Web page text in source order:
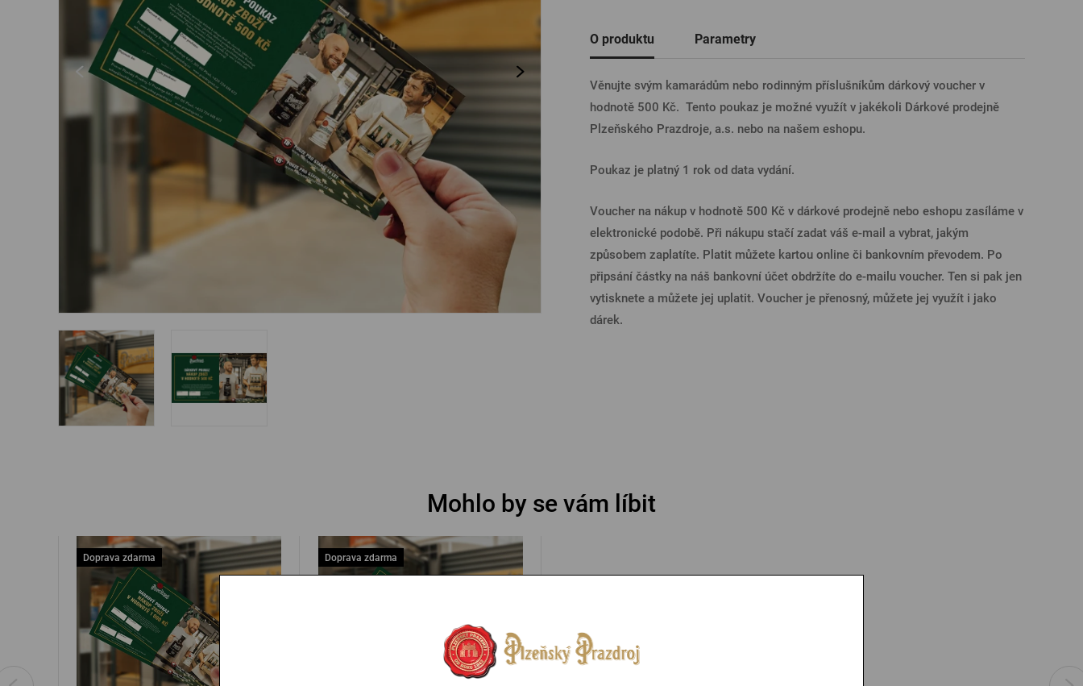
PŘIHLÁSIT PŘES FACEBOOK
PŘIHLÁSIT PŘES GOOGLE
PŘIHLÁSIT PŘES APPLE
PŘIHLÁSIT PŘES SEZNAM
Šperky
Sluneční brýle
Ostatní
Ostatní
O produktu Parametry
Věnujte svým kamarádům nebo rodinným příslušníkům dárkový voucher v
hodnotě 500 Kč. Tento poukaz je možné využít v jakékoli Dárkové prodejně
Plzeňského Prazdroje, a.s. nebo na našem eshopu.
Poukaz je platný 1 rok od data vydání.
Voucher na nákup v hodnotě 500 Kč v dárkové prodejně nebo eshopu zasíláme v
elektronické podobě. Při nákupu stačí zadat váš e-mail a vybrat, jakým
způsobem zaplatíte. Platit můžete kartou online či bankovním převodem. Po
připsání částky na náš bankovní účet obdržíte do e-mailu voucher. Ten si pak jen
vytisknete a můžete jej uplatit. Voucher je přenosný, můžete jej využít i jako
dárek.
Mohlo by se vám líbit
Doprava zdarma Doprava zdarma